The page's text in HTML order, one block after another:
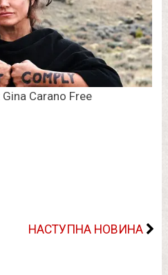
НАСТУПНА НОВИНА